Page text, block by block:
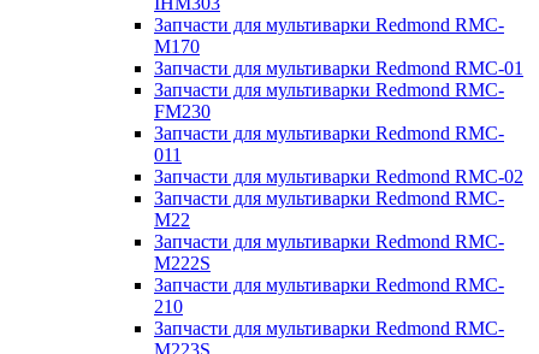
Запчасти для мультиварки Redmond RMC-
M170
Запчасти для мультиварки Redmond RMC-01
Запчасти для мультиварки Redmond RMC-
FM230
Запчасти для мультиварки Redmond RMC-
011
Запчасти для мультиварки Redmond RMC-02
Запчасти для мультиварки Redmond RMC-
M22
Запчасти для мультиварки Redmond RMC-
M222S
Запчасти для мультиварки Redmond RMC-
210
Запчасти для мультиварки Redmond RMC-
M223S